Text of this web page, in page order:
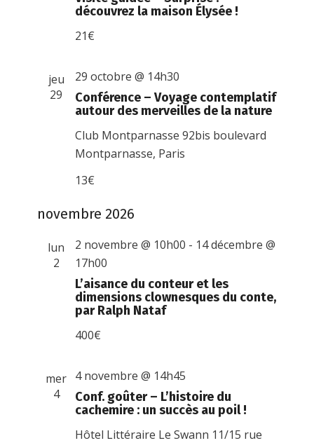
découvrez la maison Élysée !
21€
jeu
29
Conférence – Voyage contemplatif
autour des merveilles de la nature
29 octobre @ 14h30
Club Montparnasse92bis boulevard
Montparnasse, Paris
13€
novembre 2026
lun
2
L’aisance du conteur et les
dimensions clownesques du conte,
par Ralph Nataf
2 novembre @ 10h00 - 14 décembre @
17h00
400€
mer
4
Conf. goûter – L’histoire du
cachemire : un succès au poil !
4 novembre @ 14h45
Hôtel Littéraire Le Swann 11/15 rue